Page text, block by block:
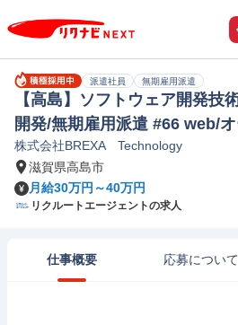
派遣社員 無期雇用派遣
【高島】ソフトウェア開発
開発/無期雇用派遣 #66 web/
株式会社BREXA Technology
滋賀県高島市
月給30万円～40万円
リクルートエージェントの求人
仕事概要 応募について